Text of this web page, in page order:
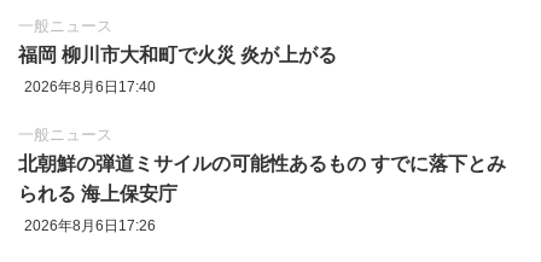
一般ニュース
福岡 柳川市大和町で火災 炎が上がる
2026年8月6日17:40
一般ニュース
北朝鮮の弾道ミサイルの可能性あるもの すでに落下とみ
られる 海上保安庁
2026年8月6日17:26